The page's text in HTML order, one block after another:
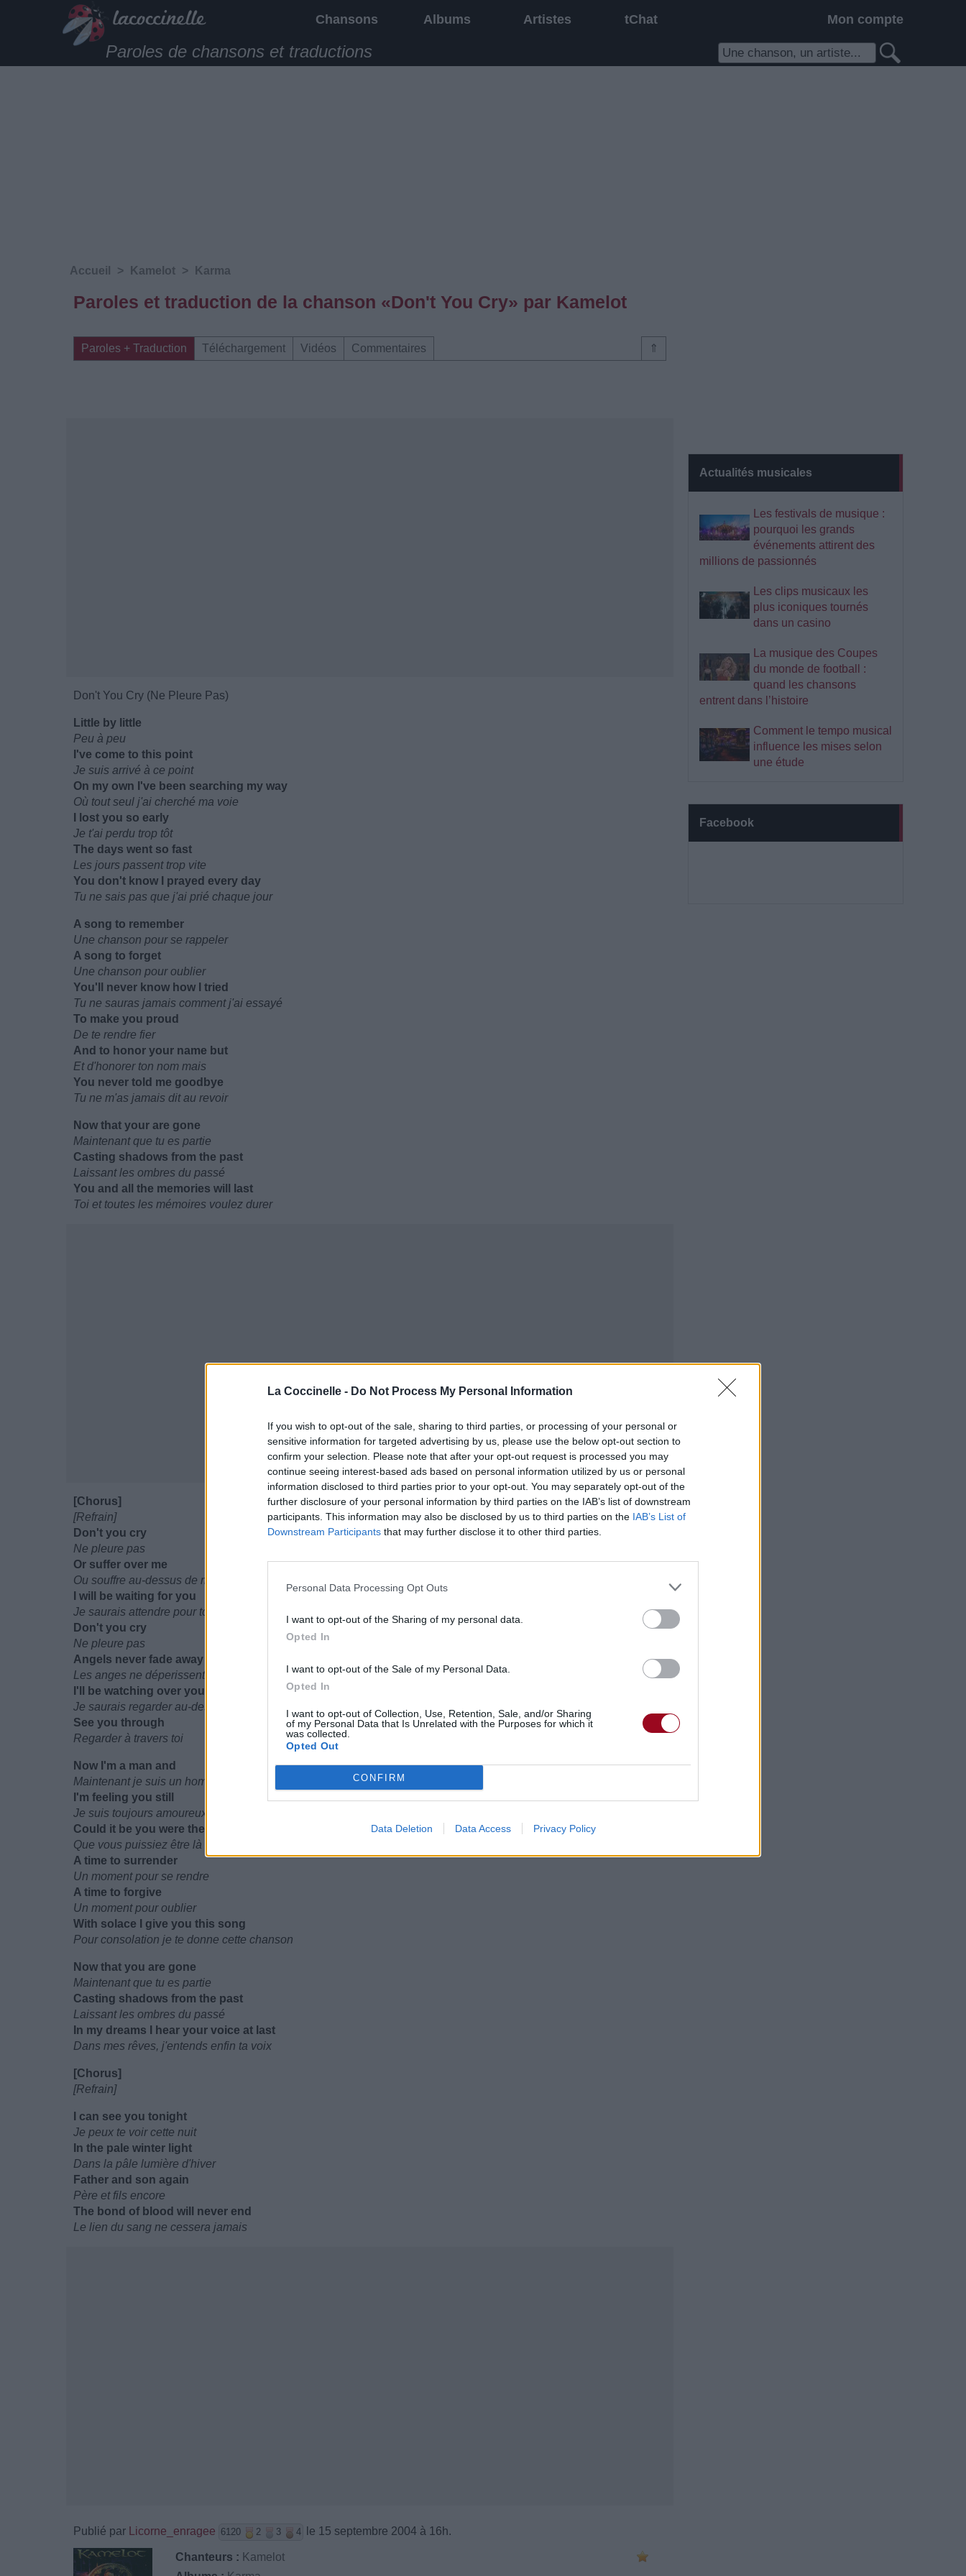
La Coccinelle - Do Not Process My Personal Information
If you wish to opt-out of the sale, sharing to third parties, or processing of your personal or
sensitive information for targeted advertising by us, please use the below opt-out section to
confirm your selection. Please note that after your opt-out request is processed you may
continue seeing interest-based ads based on personal information utilized by us or personal
information disclosed to third parties prior to your opt-out. You may separately opt-out of the
further disclosure of your personal information by third parties on the IAB’s list of downstream
participants. This information may also be disclosed by us to third parties on the IAB’s List of
Downstream Participants that may further disclose it to other third parties.
Personal Data Processing Opt Outs
I want to opt-out of the Sharing of my personal data.
Opted In
I want to opt-out of the Sale of my Personal Data.
Opted In
I want to opt-out of Collection, Use, Retention, Sale, and/or Sharing
of my Personal Data that Is Unrelated with the Purposes for which it
was collected.
Opted Out
CONFIRM
Data Deletion Data Access Privacy Policy
Chansons Albums Artistes tChat Mon compte
Paroles de chansons et traductions
Actualités musicales
Les festivals de musique :
pourquoi les grands
événements attirent des
millions de passionnés
Les clips musicaux les
plus iconiques tournés
dans un casino
La musique des Coupes
du monde de football :
quand les chansons
entrent dans l’histoire
Comment le tempo musical
influence les mises selon
une étude
Facebook
Accueil > Kamelot > Karma
Paroles et traduction de la chanson «Don't You Cry» par Kamelot
⇑
Paroles + Traduction Téléchargement Vidéos Commentaires
Don't You Cry (Ne Pleure Pas)
Little by little
Peu à peu
I've come to this point
Je suis arrivé à ce point
On my own I've been searching my way
Où tout seul j'ai cherché ma voie
I lost you so early
Je t'ai perdu trop tôt
The days went so fast
Les jours passent trop vite
You don't know I prayed every day
Tu ne sais pas que j'ai prié chaque jour
A song to remember
Une chanson pour se rappeler
A song to forget
Une chanson pour oublier
You'll never know how I tried
Tu ne sauras jamais comment j'ai essayé
To make you proud
De te rendre fier
And to honor your name but
Et d'honorer ton nom mais
You never told me goodbye
Tu ne m'as jamais dit au revoir
Now that your are gone
Maintenant que tu es partie
Casting shadows from the past
Laissant les ombres du passé
You and all the memories will last
Toi et toutes les mémoires voulez durer
[Chorus]
[Refrain]
Don't you cry
Ne pleure pas
Or suffer over me
Ou souffre au-dessus de moi
I will be waiting for you
Je saurais attendre pour toi
Don't you cry
Ne pleure pas
Angels never fade away
Les anges ne déperissent jamais
I'll be watching over you
Je saurais regarder au-dessus de toi
See you through
Regarder à travers toi
Now I'm a man and
Maintenant je suis un homme et
I'm feeling you still
Je suis toujours amoureux de toi
Could it be you were there all along
Que vous puissiez être là tout le long
A time to surrender
Un moment pour se rendre
A time to forgive
Un moment pour oublier
With solace I give you this song
Pour consolation je te donne cette chanson
Now that you are gone
Maintenant que tu es partie
Casting shadows from the past
Laissant les ombres du passé
In my dreams I hear your voice at last
Dans mes rêves, j'entends enfin ta voix
[Chorus]
[Refrain]
I can see you tonight
Je peux te voir cette nuit
In the pale winter light
Dans la pâle lumière d'hiver
Father and son again
Père et fils encore
The bond of blood will never end
Le lien du sang ne cessera jamais
Publié par Licorne_enragee 6120 2 3 4 le 15 septembre 2004 à 16h.
Chanteurs : Kamelot